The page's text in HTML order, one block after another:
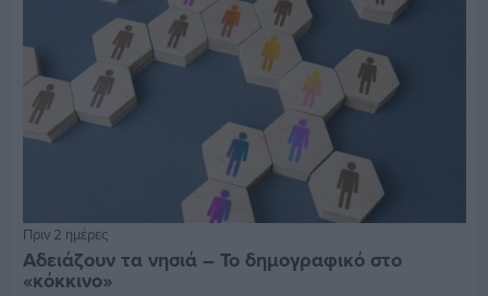
Πριν 2 ημέρες
Αδειάζουν τα νησιά – Το δημογραφικό στο
«κόκκινο»